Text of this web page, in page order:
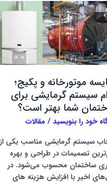
موتورخانه و پکیج؛
سیستم گرمایشی برای
شما بهتر است؟
خود را بنویسید / مقالات
سیستم گرمایشی مناسب یکی از
تصمیمات در طراحی و بهره‌
ساختمان محسوب می‌شود. در
اخیر با افزایش هزینه‌ های